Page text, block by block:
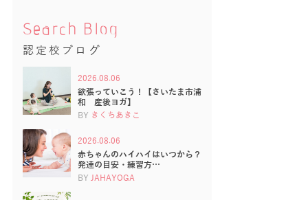
Search Blog
認定校ブログ
2026.08.06
欲張っていこう！【さいたま市浦
和 産後ヨガ】
BY きくちあきこ
2026.08.06
赤ちゃんのハイハイはいつから？
発達の目安・練習方…
BY JAHAYOGA